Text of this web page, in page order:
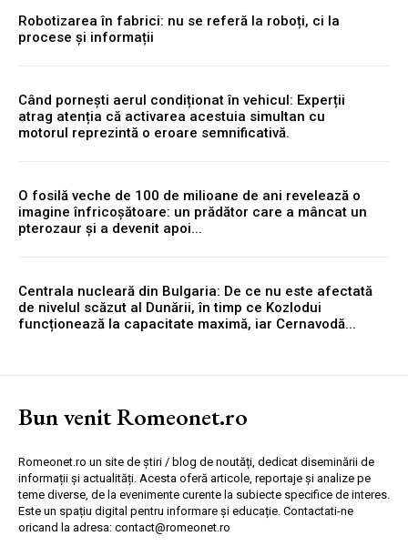
Robotizarea în fabrici: nu se referă la roboți, ci la
procese și informații
Când pornești aerul condiționat în vehicul: Experții
atrag atenția că activarea acestuia simultan cu
motorul reprezintă o eroare semnificativă.
O fosilă veche de 100 de milioane de ani revelează o
imagine înfricoșătoare: un prădător care a mâncat un
pterozaur și a devenit apoi...
Centrala nucleară din Bulgaria: De ce nu este afectată
de nivelul scăzut al Dunării, în timp ce Kozlodui
funcționează la capacitate maximă, iar Cernavodă...
Bun venit Romeonet.ro
Romeonet.ro un site de știri / blog de noutăți, dedicat diseminării de
informații și actualități. Acesta oferă articole, reportaje și analize pe
teme diverse, de la evenimente curente la subiecte specifice de interes.
Este un spațiu digital pentru informare și educație. Contactati-ne
oricand la adresa: contact@romeonet.ro